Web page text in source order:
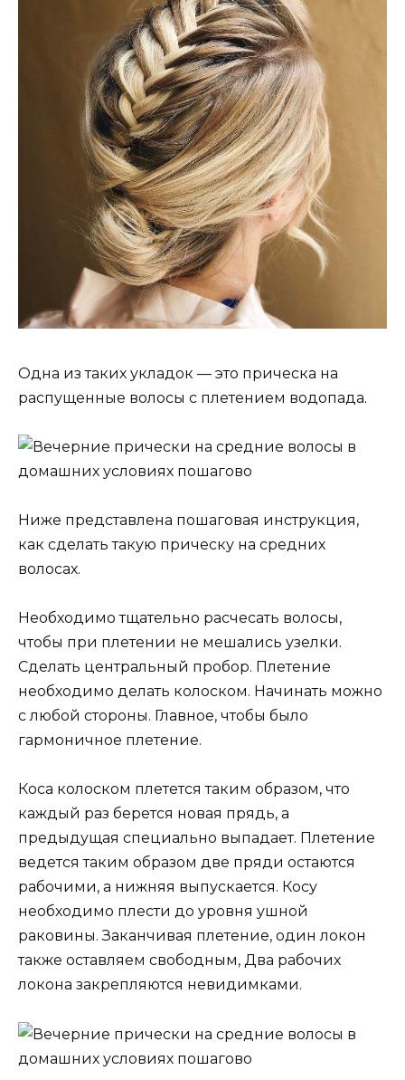
Одна из таких укладок — это прическа на
распущенные волосы с плетением водопада.
Ниже представлена пошаговая инструкция,
как сделать такую прическу на средних
волосах.
Необходимо тщательно расчесать волосы,
чтобы при плетении не мешались узелки.
Сделать центральный пробор. Плетение
необходимо делать колоском. Начинать можно
с любой стороны. Главное, чтобы было
гармоничное плетение.
Коса колоском плетется таким образом, что
каждый раз берется новая прядь, а
предыдущая специально выпадает. Плетение
ведется таким образом две пряди остаются
рабочими, а нижняя выпускается. Косу
необходимо плести до уровня ушной
раковины. Заканчивая плетение, один локон
также оставляем свободным, Два рабочих
локона закрепляются невидимками.